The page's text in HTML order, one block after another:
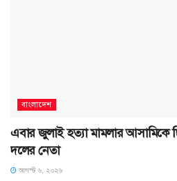
বাংলাদেশ
এবার জুলাই হত্যা মামলার আসামিকে
দলের নেতা
আগস্ট ৬, ২০২৬